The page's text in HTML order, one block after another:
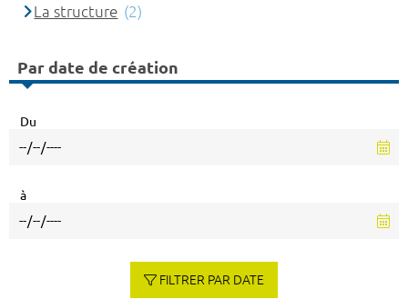
La structure (2)
Par date de création
Du
à
FILTRER PAR DATE